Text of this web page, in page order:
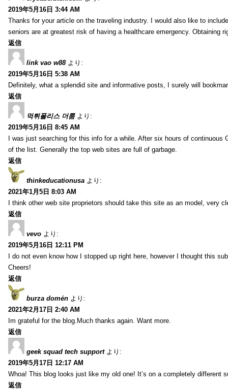
2019年5月16日 3:44 AM
Thanks for your article on the traveling industry. I would also like to
seniors are at greatest risk of having a healthcare emergency. Obtaining
返信
link vao w88 より:
2019年5月16日 5:38 AM
Definitely, what a splendid site and informative posts, I surely will
返信
먹튀폴리스 더룸 より:
2019年5月16日 8:45 AM
I was just searching for this info for a while. After six hours of
of the list. Generally the top web sites are full of garbage.
返信
thinkeducationusa より:
2021年1月5日 8:03 AM
I think other web site proprietors should take this site as an model, very
返信
vevo より:
2019年5月16日 12:11 PM
I do not even know how I stopped up right here, however I thought this
Cheers!
返信
burza domén より:
2021年2月17日 2:40 AM
Im grateful for the blog.Much thanks again. Want more.
返信
geek squad tech support より:
2019年5月17日 12:17 AM
Whoa! This blog looks just like my old one! It’s on a completely
返信